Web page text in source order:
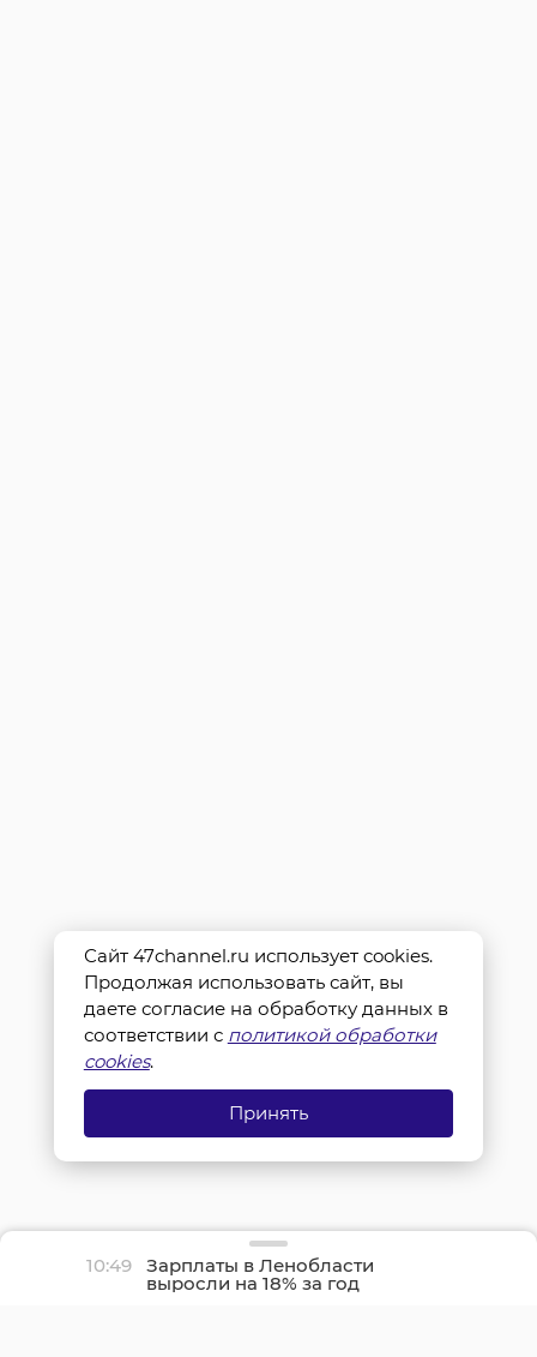
10:49 Зарплаты в Ленобласти
выросли на 18% за год
Сайт 47channel.ru использует cookies.
Продолжая использовать сайт, вы
даете согласие на обработку данных в
соответствии с политикой обработки
cookies.
Принять